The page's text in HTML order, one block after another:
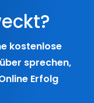
kostenlose
sprechen,
Erfolg